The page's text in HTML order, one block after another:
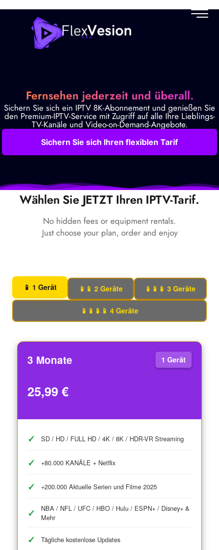
Pricing
Fernsehen jederzeit und überall.
Sichern Sie sich ein IPTV 8K-Abonnement und genießen Sie
den Premium-IPTV-Service mit Zugriff auf alle Ihre Lieblings-
TV-Kanäle und Video-on-Demand-Angebote.
Sichern Sie sich Ihren flexiblen Tarif
Wählen Sie JETZT Ihren IPTV-Tarif.
No hidden fees or equipment rentals.
Just choose your plan, order and enjoy
📱 1 Gerät 📱📱 2 Geräte 📱📱📱 3 Geräte
📱📱📱📱 4 Geräte
3 Monate 1 Gerät
25,99 €
SD / HD / FULL HD / 4K / 8K / HDR-VR Streaming
+80.000 KANÄLE + Netflix
+200.000 Aktuelle Serien und Filme 2025
NBA / NFL / UFC / HBO / Hulu / ESPN+ / Disney+ &
Mehr
Tägliche kostenlose Updates